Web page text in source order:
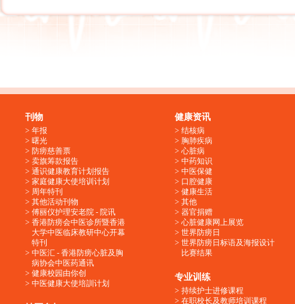
刊物
年报
曙光
防痨慈善票
卖旗筹款报告
通识健康教育计划报告
家庭健康大使培训计划
周年特刊
其他活动刊物
傅丽仪护理安老院 - 院讯
香港防痨会中医诊所暨香港
大学中医临床教研中心开幕
特刊
中医汇 - 香港防痨心脏及胸
病协会中医药通讯
健康校园由你创
中医健康大使培訓计划
健康资讯
结核病
胸肺疾病
心脏病
中药知识
中医保健
口腔健康
健康生活
其他
器官捐赠
心脏健康网上展览
世界防痨日
世界防痨日标语及海报设计
比赛结果
专业训练
持续护士进修课程
在职校长及教师培训课程